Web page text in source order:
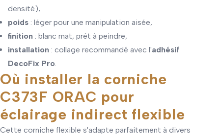
densité),
poids : léger pour une manipulation aisée,
finition : blanc mat, prêt à peindre,
installation : collage recommandé avec l'adhésif
DecoFix Pro
Où installer la corniche
C373F ORAC pour
éclairage indirect flexible
Cette corniche flexible s'adapte parfaitement à divers